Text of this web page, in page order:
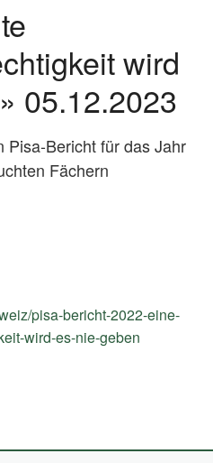
wird
05.12.2023
Pisa-Bericht für das Jahr
Fächern
pisa-bericht-2022-eine-
wird-es-nie-geben